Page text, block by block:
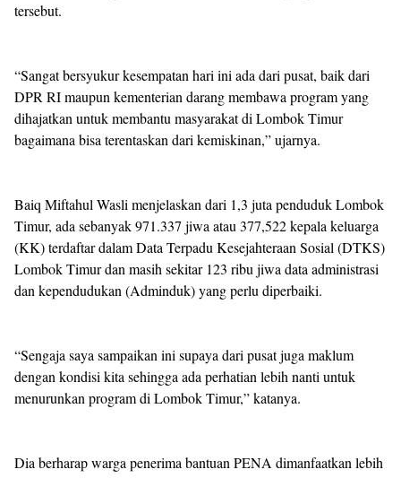
tersebut.
“Sangat bersyukur kesempatan hari ini ada dari pusat, baik dari
DPR RI maupun kementerian darang membawa program yang
dihajatkan untuk membantu masyarakat di Lombok Timur
bagaimana bisa terentaskan dari kemiskinan,” ujarnya.
Baiq Miftahul Wasli menjelaskan dari 1,3 juta penduduk Lombok
Timur, ada sebanyak 971.337 jiwa atau 377,522 kepala keluarga
(KK) terdaftar dalam Data Terpadu Kesejahteraan Sosial (DTKS)
Lombok Timur dan masih sekitar 123 ribu jiwa data administrasi
dan kependudukan (Adminduk) yang perlu diperbaiki.
“Sengaja saya sampaikan ini supaya dari pusat juga maklum
dengan kondisi kita sehingga ada perhatian lebih nanti untuk
menurunkan program di Lombok Timur,” katanya.
Dia berharap warga penerima bantuan PENA dimanfaatkan lebih